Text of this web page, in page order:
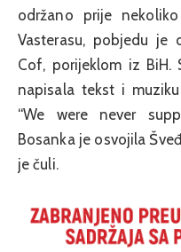
održano prije
Vasterasu, pobjedu je
Cof, porijeklom iz BiH.
napisala tekst i
“We were never
Bosanka je osvojila
je čuli.